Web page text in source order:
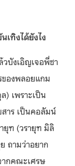
เทิงได้ยังไง
บังเอิญเจอพี่ชา
องพลอยแกม
) เพราะเป็น
าร เป็นคอลัมน์
ฑ (วรายุฑ มิลิ
ถามว่าอยาก
ากคณะเศรษ